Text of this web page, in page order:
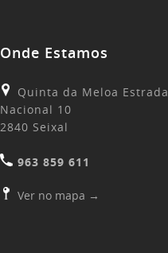
Onde Estamos
Quinta da Meloa Estrada
Nacional 10
2840 Seixal
963 859 611
Ver no mapa →